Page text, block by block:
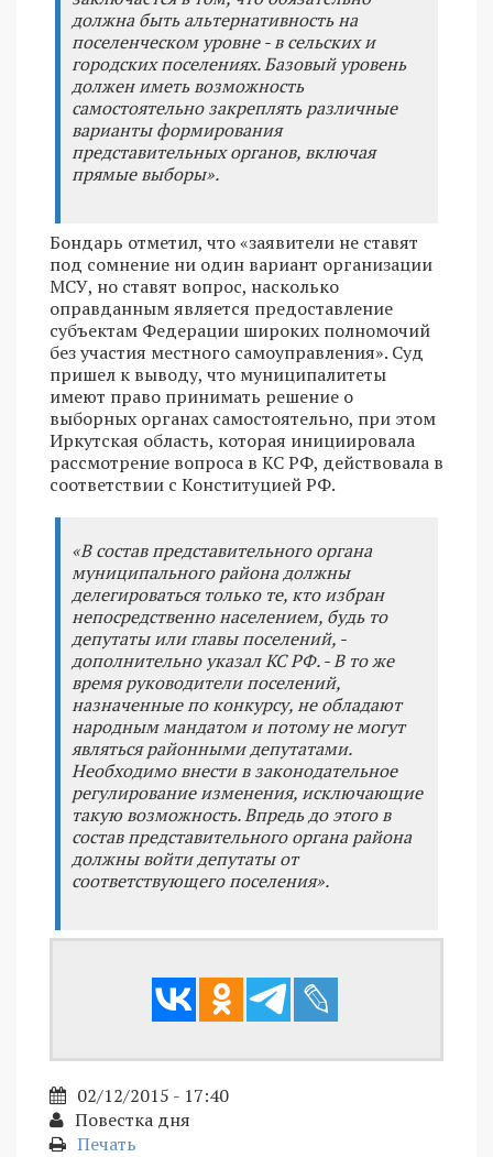
должна быть альтернативность на
поселенческом уровне - в сельских и
городских поселениях. Базовый уровень
должен иметь возможность
самостоятельно закреплять различные
варианты формирования
представительных органов, включая
прямые выборы».
Бондарь отметил, что «заявители не ставят
под сомнение ни один вариант организации
МСУ, но ставят вопрос, насколько
оправданным является предоставление
субъектам Федерации широких полномочий
без участия местного самоуправления». Суд
пришел к выводу, что муниципалитеты
имеют право принимать решение о
выборных органах самостоятельно, при этом
Иркутская область, которая инициировала
рассмотрение вопроса в КС РФ, действовала в
соответствии с Конституцией РФ.
«В состав представительного органа
муниципального района должны
делегироваться только те, кто избран
непосредственно населением, будь то
депутаты или главы поселений, -
дополнительно указал КС РФ. - В то же
время руководители поселений,
назначенные по конкурсу, не обладают
народным мандатом и потому не могут
являться районными депутатами.
Необходимо внести в законодательное
регулирование изменения, исключающие
такую возможность. Впредь до этого в
состав представительного органа района
должны войти депутаты от
соответствующего поселения».
02/12/2015 - 17:40
Повестка дня
Печать